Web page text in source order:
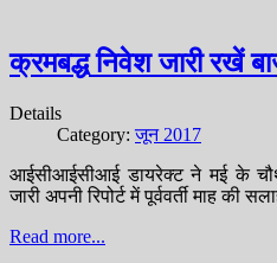
क्रमबद्ध निवेश जारी रखें
Details
Category:जून 2017
आईसीआईसीआई डायरेक्ट ने मई के
जारी अपनी रिपोर्ट में पूर्ववर्ती माह की
Read more...